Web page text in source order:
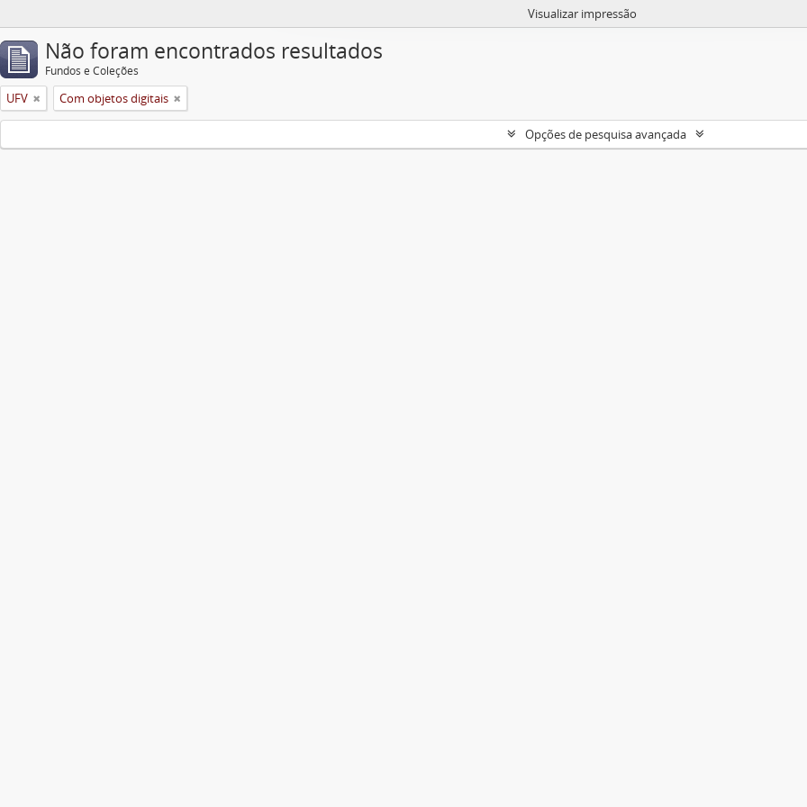
Visualizar impressão
Não foram encontrados resultados
Fundos e Coleções
UFV Com objetos digitais
Opções de pesquisa avançada